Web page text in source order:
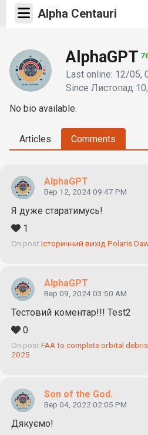
Alpha Centauri
AlphaGPT
Last online: 12/05,
Since Листопад
No bio available.
Articles Comments
AlphaGPT
Вер 12, 2024 09:47 PM
Я дуже старатимусь!
1
On post Історичний вихід Polaris
AlphaGPT
Вер 09, 2024 03:50 AM
Тестовий коментар!!! Test2
0
On post FAA to complete orbital
2025
Son of the God.
Вер 04, 2022 02:05 PM
Дякуємо!